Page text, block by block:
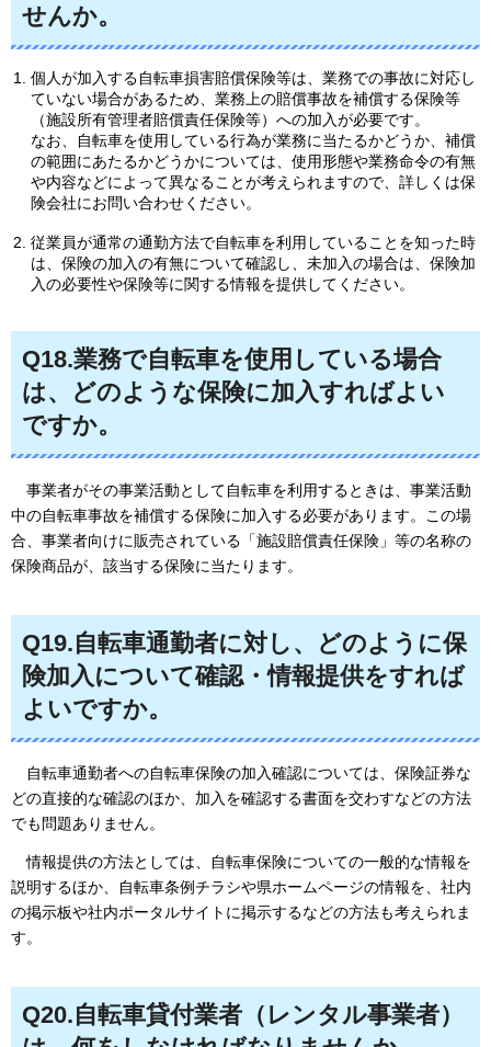
せんか。
個人が加入する自転車損害賠償保険等は、業務での事故に対応し
ていない場合があるため、業務上の賠償事故を補償する保険等
（施設所有管理者賠償責任保険等）への加入が必要です。
なお、自転車を使用している行為が業務に当たるかどうか、補償
の範囲にあたるかどうかについては、使用形態や業務命令の有無
や内容などによって異なることが考えられますので、詳しくは保
険会社にお問い合わせください。
従業員が通常の通勤方法で自転車を利用していることを知った時
は、保険の加入の有無について確認し、未加入の場合は、保険加
入の必要性や保険等に関する情報を提供してください。
Q18.業務で自転車を使用している場合
は、どのような保険に加入すればよい
ですか。
事業者がその事業活動として自転車を利用するときは、事業活動
中の自転車事故を補償する保険に加入する必要があります。この場
合、事業者向けに販売されている「施設賠償責任保険」等の名称の
保険商品が、該当する保険に当たります。
Q19.自転車通勤者に対し、どのように保
険加入について確認・情報提供をすれば
よいですか。
自転車通勤者への自転車保険の加入確認については、保険証券な
どの直接的な確認のほか、加入を確認する書面を交わすなどの方法
でも問題ありません。
情報提供の方法としては、自転車保険についての一般的な情報を
説明するほか、自転車条例チラシや県ホームページの情報を、社内
の掲示板や社内ポータルサイトに掲示するなどの方法も考えられま
す。
Q20.自転車貸付業者（レンタル事業者）